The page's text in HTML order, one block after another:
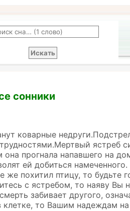
сонники
коварные
ястреб
прогнала напавшего на
ей добиться
же похитил птицу, то будьте
с ястребом, то наяву Вы
забивает другого,
то Вашим надеждам на